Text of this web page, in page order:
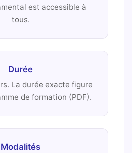
est accessible à
tous.
Durée
La durée exacte figure
de formation (PDF).
Modalités